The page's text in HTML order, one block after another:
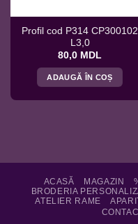
Profil cod P314 CP300102
L3,0
80,0 MDL
ADAUGĂ ÎN COȘ
ACASĂ MAGAZIN
BRODERIA
ATELIER RAME